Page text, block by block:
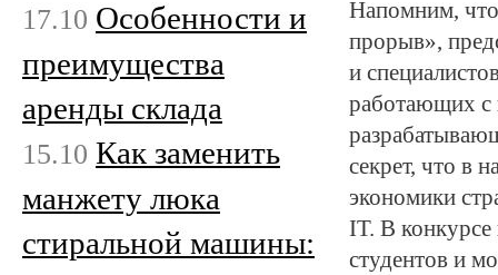
Напомним, что
прорыв»,
и
работающих с
секрет, что в
экономики
IT. В конкурсе
студентов и
17.10 Особенности и
преимущества
аренды склада
15.10 Как заменить
манжету люка
стиральной машины: